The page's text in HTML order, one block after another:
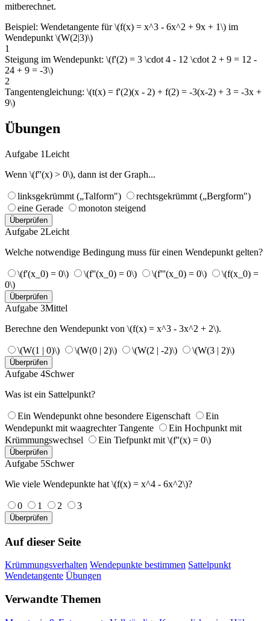
mitberechnet.
Beispiel: Wendetangente für \(f(x) = x^3 - 6x^2 + 9x + 1\) im
Wendepunkt \(W(2|3)\)
1
Steigung im Wendepunkt: \(f'(2) = 3 \cdot 4 - 12 \cdot 2 + 9 = 12 -
24 + 9 = -3\)
2
Tangentengleichung: \(t(x) = f'(2)(x - 2) + f(2) = -3(x-2) + 3 = -3x +
9\)
Übungen
Aufgabe 1Leicht
Wenn \(f''(x) > 0\), dann ist der Graph...
linksgekrümmt („Talform")
rechtsgekrümmt („Bergform")
eine Gerade
monoton steigend
Überprüfen
Aufgabe 2Leicht
Welche notwendige Bedingung muss für einen Wendepunkt gelten?
\(f'(x_0) = 0\) \(f''(x_0) = 0\) \(f'''(x_0) = 0\)
\(f(x_0) =
0\)
Überprüfen
Aufgabe 3Mittel
Berechne den Wendepunkt von \(f(x) = x^3 - 3x^2 + 2\).
\(W(1 | 0)\) \(W(0 | 2)\) \(W(2 | -2)\) \(W(3 | 2)\)
Überprüfen
Aufgabe 4Schwer
Was ist ein Sattelpunkt?
Ein Wendepunkt ohne besondere Eigenschaft
Ein
Wendepunkt mit waagrechter Tangente
Ein Hochpunkt mit
Krümmungswechsel
Ein Tiefpunkt mit \(f''(x) = 0\)
Überprüfen
Aufgabe 5Schwer
Wie viele Wendepunkte hat \(f(x) = x^4 - 6x^2\)?
0 1 2 3
Überprüfen
Auf dieser Seite
Krümmungsverhalten Wendepunkte bestimmen Sattelpunkt
Wendetangente Übungen
Verwandte Themen